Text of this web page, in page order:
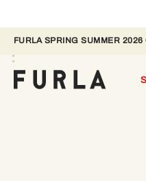
FURLA SPRING SUMMER 2026